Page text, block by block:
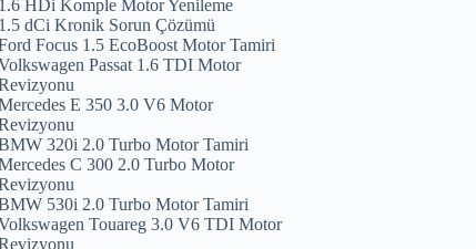
1.6 HDi Komple Motor Yenileme
1.5 dCi Kronik Sorun Çözümü
Focus 1.5 EcoBoost Motor Tamiri
Passat 1.6 TDI Motor
E 350 3.0 V6 Motor
320i 2.0 Turbo Motor Tamiri
C 300 2.0 Turbo Motor
530i 2.0 Turbo Motor Tamiri
Touareg 3.0 V6 TDI Motor